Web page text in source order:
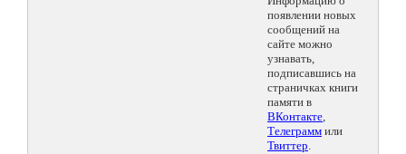
появлении новых
сообщений на
сайте можно
узнавать,
подписавшись на
страничках книги
памяти в
ВКонтакте,
Телеграмм или
Твиттер.